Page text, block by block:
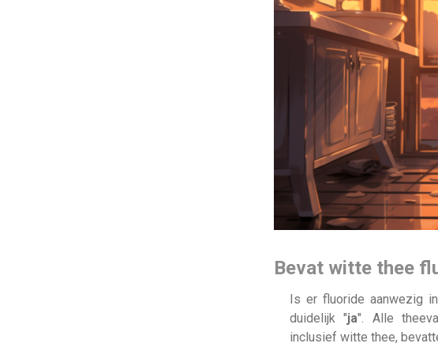
Bevat witte thee
Is er fluoride aanwezig
duidelijk "ja". Alle
inclusief witte thee,